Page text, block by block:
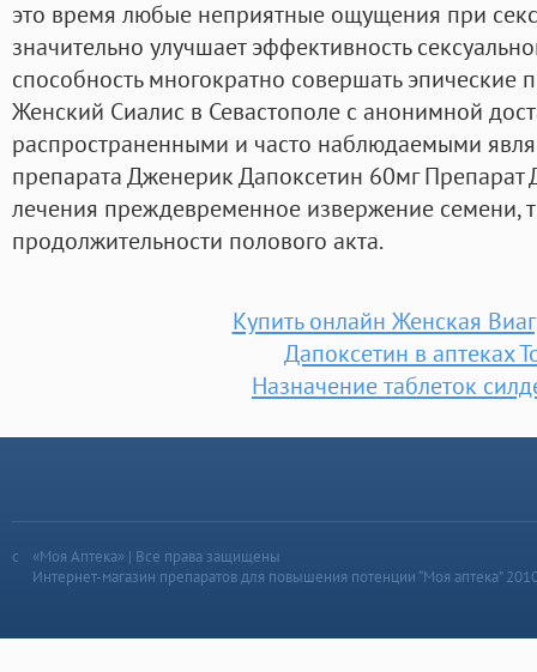
это время любые неприятные ощущения при
значительно улучшает эффективность
способность многократно совершать эпические
Женский Сиалис в Севастополе с анонимной
распространенными и часто наблюдаемыми
препарата Дженерик Дапоксетин 60мг Препарат
лечения преждевременное извержение семени,
продолжительности полового акта.
Купить онлайн Женская
Дапоксетин в аптеках
Назначение таблеток
«Моя Аптека» | Все права защищены
Интернет-магазин препаратов для повышения потенции “Моя аптека”